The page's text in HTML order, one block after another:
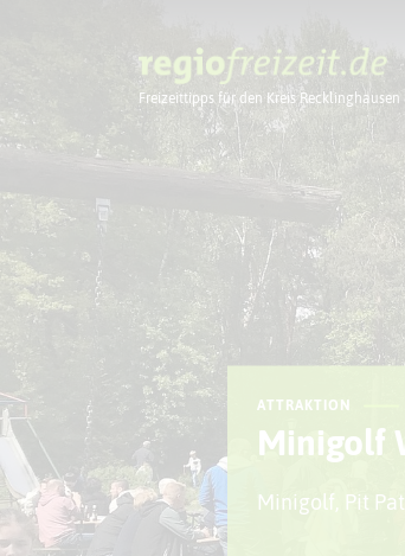
Freizeittipps für den Kreis Recklinghausen
Ausflugstipps
ATTRAKTION
Minigolf
Minigolf, Pit